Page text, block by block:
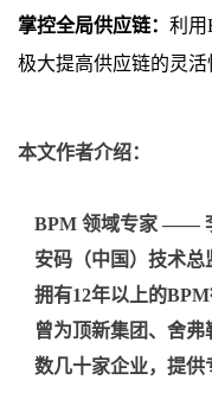
掌控全局供应链： 利用
极大提高供应链的灵活
本文作者介绍：
BPM 领域专家 ——
安码（中国）技术总
拥有12年以上的BPM
曾为顶新集团、舍
数几十家企业，提供